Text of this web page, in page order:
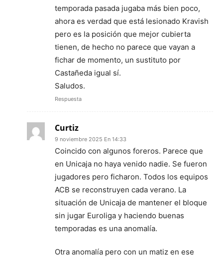
temporada pasada jugaba más bien poco,
ahora es verdad que está lesionado Kravish
pero es la posición que mejor cubierta
tienen, de hecho no parece que vayan a
fichar de momento, un sustituto por
Castañeda igual sí.
Saludos.
Respuesta
Curtiz
9 noviembre 2025 En 14:33
Coincido con algunos foreros. Parece que
en Unicaja no haya venido nadie. Se fueron
jugadores pero ficharon. Todos los equipos
ACB se reconstruyen cada verano. La
situación de Unicaja de mantener el bloque
sin jugar Euroliga y haciendo buenas
temporadas es una anomalía.
Otra anomalía pero con un matiz en ese